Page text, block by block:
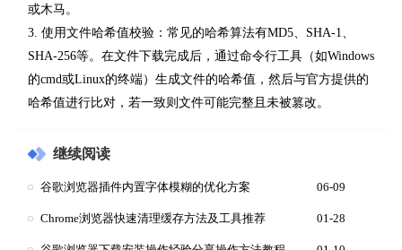
或木马。
3. 使用文件哈希值校验：常见的哈希算法有MD5、SHA-1、
SHA-256等。在文件下载完成后，通过命令行工具（如Windows
的cmd或Linux的终端）生成文件的哈希值，然后与官方提供的
哈希值进行比对，若一致则文件可能完整且未被篡改。
继续阅读
谷歌浏览器插件内置字体模糊的优化方案 06-09
Chrome浏览器快速清理缓存方法及工具推荐 01-28